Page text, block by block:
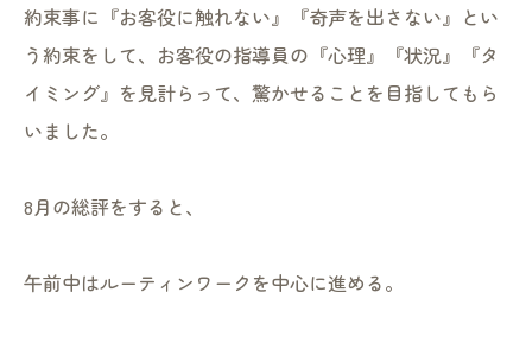
約束事に『お客役に触れない』『奇声を出さない』とい
う約束をして、お客役の指導員の『心理』『状況』『タ
イミング』を見計らって、驚かせることを目指してもら
いました。
8月の総評をすると、
午前中はルーティンワークを中心に進める。